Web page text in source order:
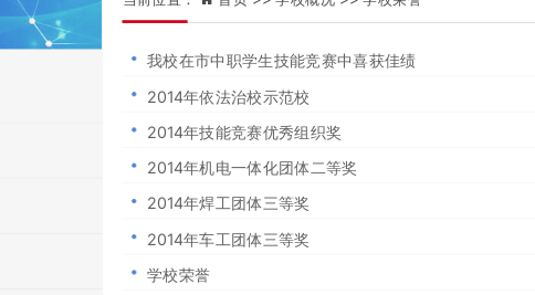
回眸2022，八项工作看迁西职教发展亮点 2023-02-14
迁西职教中心2026年3+2大专录取名单公示
迁西县职业技术教育中心 2026年“3+2”贯通培养转段拟录
2026-06-10
迁西职教中心2025年3+2大专录取名单
关于开通中等职业教育在校生学籍查询业务的通知
回眸2022，八项工作看迁西职教发展亮点
我校在市中职学生技能竞赛中喜获佳绩
2014年依法治校示范校
2014年技能竞赛优秀组织奖
2014年机电一体化团体二等奖
2014年焊工团体三等奖
2014年车工团体三等奖
学校荣誉